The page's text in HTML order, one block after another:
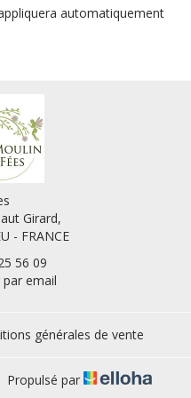
automatiquement
Girard,
- FRANCE
56 09
email
générales de vente
Propulsé par